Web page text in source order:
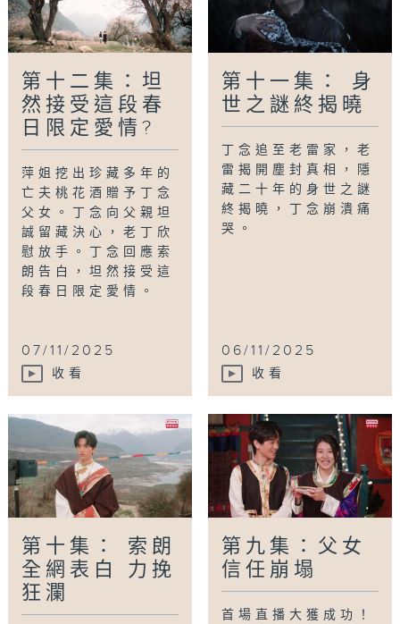
第十二集：坦
然接受這段春
日限定愛情?
萍姐挖出珍藏多年的
亡夫桃花酒贈予丁念
父女。丁念向父親坦
誠留藏決心，老丁欣
慰放手。丁念回應索
朗告白，坦然接受這
段春日限定愛情。
07/11/2025
收看
第十一集： 身
世之謎終揭曉
丁念追至老雷家，老
雷揭開塵封真相，隱
藏二十年的身世之謎
終揭曉，丁念崩潰痛
哭。
06/11/2025
收看
第十集： 索朗
全網表白 力挽
狂瀾
第九集：父女
信任崩塌
首場直播大獲成功！